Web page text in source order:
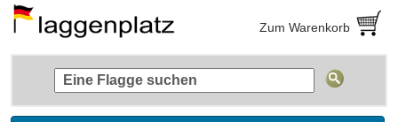
Zum Warenkorb